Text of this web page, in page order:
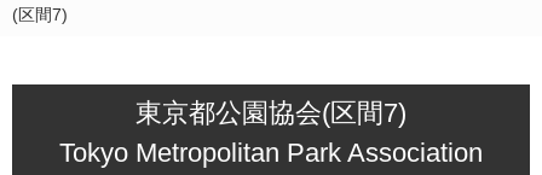
(区間7)
東京都公園協会(区間7)
Tokyo Metropolitan Park Association